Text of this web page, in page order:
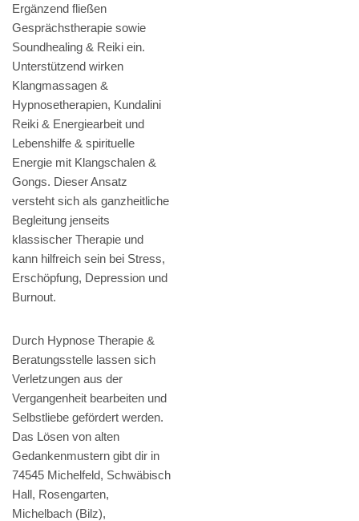
Ergänzend fließen
Gesprächstherapie sowie
Soundhealing & Reiki ein.
Unterstützend wirken
Klangmassagen &
Hypnosetherapien, Kundalini
Reiki & Energiearbeit und
Lebenshilfe & spirituelle
Energie mit Klangschalen &
Gongs. Dieser Ansatz
versteht sich als ganzheitliche
Begleitung jenseits
klassischer Therapie und
kann hilfreich sein bei Stress,
Erschöpfung, Depression und
Burnout.
Durch Hypnose Therapie &
Beratungsstelle lassen sich
Verletzungen aus der
Vergangenheit bearbeiten und
Selbstliebe gefördert werden.
Das Lösen von alten
Gedankenmustern gibt dir in
74545 Michelfeld, Schwäbisch
Hall, Rosengarten,
Michelbach (Bilz),